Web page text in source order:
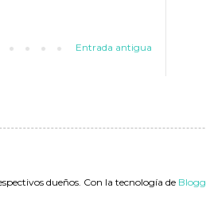
Entrada antigua
dueños. Con la tecnología de